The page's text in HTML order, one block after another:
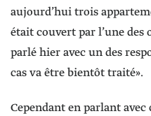
aujourd’hui trois
était couvert par l’une des
parlé hier avec un des
cas va être bientôt traité».
Cependant en parlant